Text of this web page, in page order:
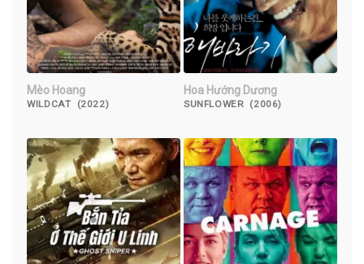
Mèo Hoang
WILDCAT (2022)
Hoa Hướng Dương
SUNFLOWER (2006)